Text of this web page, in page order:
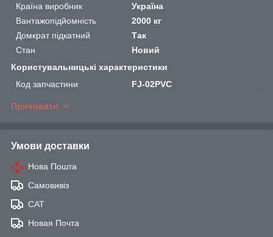
Країна виробник
Україна
Вантажопідйомність
2000 кг
Домкрат підкатний
Так
Стан
Новий
Користувальницькі характеристики
Код запчастини
FJ-02PVC
Приховати
Умови доставки
Нова Пошта
Самовивіз
САТ
Новая Почта